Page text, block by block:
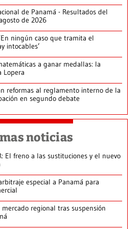
de Panamá - Resultados del
de 2026
ningún caso que tramita el
intocables’
a ganar medallas: la
Lopera
reformas al reglamento interno de la
en segundo debate
noticias
El freno a las sustituciones y el nuevo
especial a Panamá para
mercado regional tras suspensión